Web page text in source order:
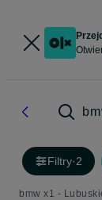
Filtry·2
bmw x1 -